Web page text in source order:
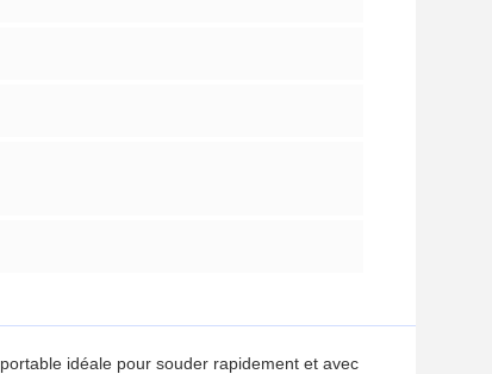
idéale pour souder rapidement et avec